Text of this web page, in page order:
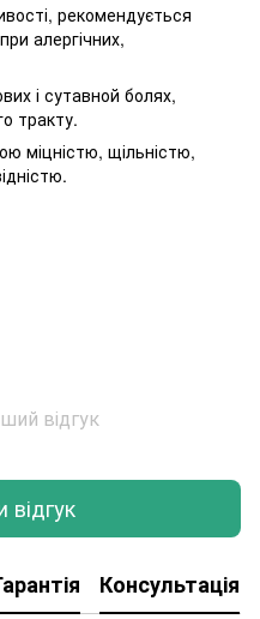
рекомендується
алергічних,
і сутавной болях,
тракту.
міцністю, щільністю,
відгук
Консультація